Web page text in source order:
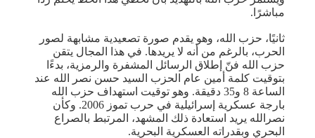
مباشرًا.
ثانيًا، حزب الله، وهو يقدم صورة تصعيدية مشابهة لصور
الحرب، بالرغم من أنه لا يريدها. في هذا المجال يتقن
حزب الله فنّ إطلاق الرسائل المشفرة والرمزية، بدءًا
بتوقيت كلمة أمين عام الحزب السيد حسن نصر الله عند
الساعة 8 و35 دقيقة. وهو توقيت استهداف حزب الله
بارجة عسكرية إسرائيلية في حرب تموز 2006. وكأن
نصرالله يريد استعادة ذلك المشهد، المرتبط بالصراع
البحري وبقدراته العسكرية البحرية.